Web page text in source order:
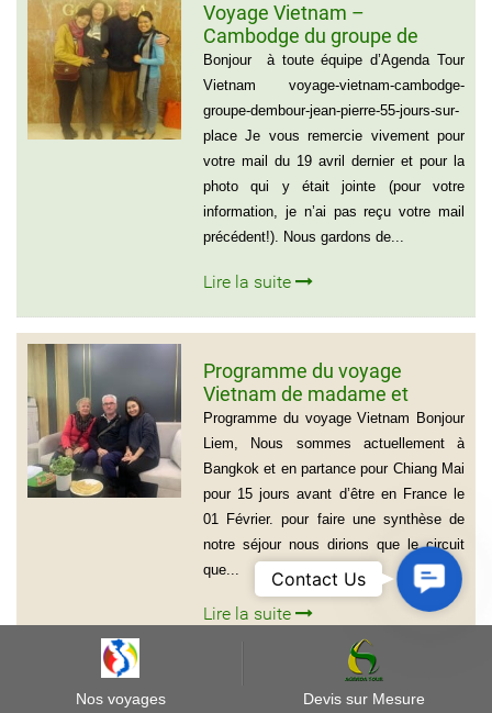
Voyage Vietnam –
Cambodge du groupe de
madame et Monsieur
DEMBOUR JEAN-PIERRE (55
jours sur place)
Bonjour à toute équipe d’Agenda Tour
Vietnam voyage-vietnam-cambodge-
groupe-dembour-jean-pierre-55-jours-sur-
place Je vous remercie vivement pour
votre mail du 19 avril dernier et pour la
photo qui y était jointe (pour votre
information, je n’ai pas reçu votre mail
précédent!). Nous gardons de...
Lire la suite
Programme du voyage
Vietnam de madame et
Monsieur Michel et Michèle
LEROUX
Programme du voyage Vietnam Bonjour
Liem, Nous sommes actuellement à
Bangkok et en partance pour Chiang Mai
pour 15 jours avant d’être en France le
01 Février. pour faire une synthèse de
notre séjour nous dirions que le circuit
que...
Lire la suite
Programme du voyage au
Nos voyages Devis sur Mesure
Contact
Contact Us